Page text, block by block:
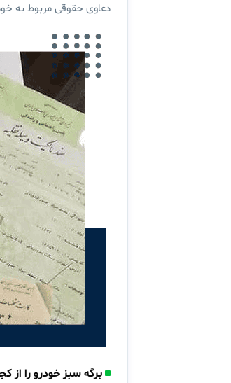
دعاوی حقوقی مربوط به
برگه سبز خودرو را از